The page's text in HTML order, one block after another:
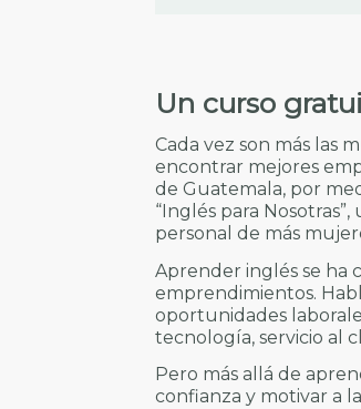
Un curso
Cada vez son más las
encontrar mejores
de Guatemala, por
“Inglés para
personal de más
Aprender inglés se ha
emprendimientos.
oportunidades
tecnología, servicio al
Pero más allá de
confianza y motivar a